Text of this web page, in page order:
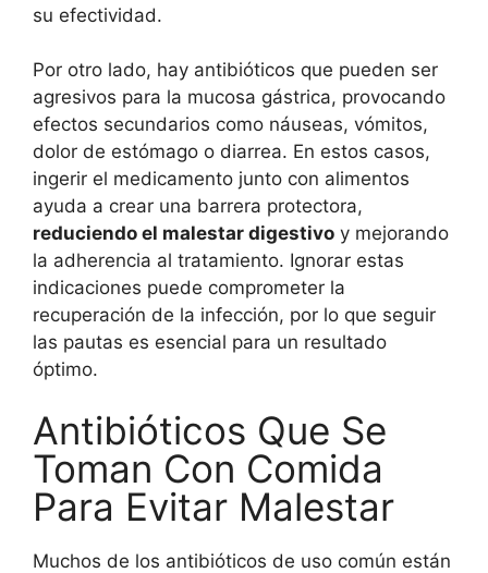
su efectividad.
Por otro lado, hay antibióticos que pueden ser
agresivos para la mucosa gástrica, provocando
efectos secundarios como náuseas, vómitos,
dolor de estómago o diarrea. En estos casos,
ingerir el medicamento junto con alimentos
ayuda a crear una barrera protectora,
reduciendo el malestar digestivo y mejorando
la adherencia al tratamiento. Ignorar estas
indicaciones puede comprometer la
recuperación de la infección, por lo que seguir
las pautas es esencial para un resultado
óptimo.
Antibióticos Que Se
Toman Con Comida
Para Evitar Malestar
Muchos de los antibióticos de uso común están